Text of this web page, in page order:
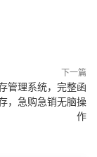
下一篇
管理系统，完整函
，急购急销无脑操
作